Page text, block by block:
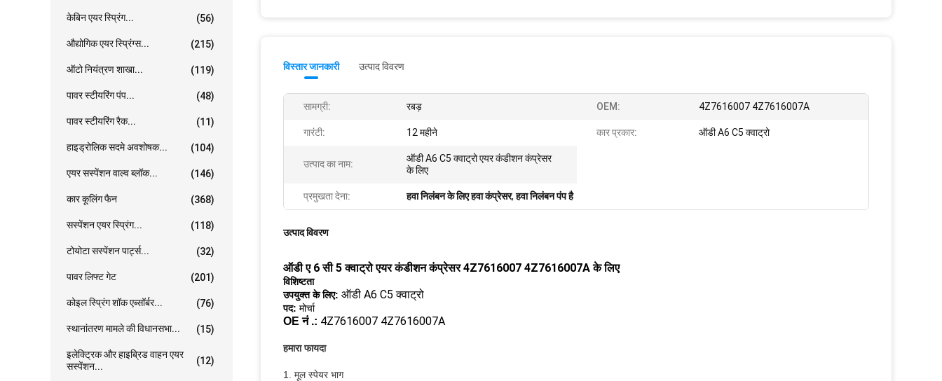
केबिन एयर स्प्रिंग... (56)
औद्योगिक एयर स्प्रिंग्स... (215)
ऑटो नियंत्रण शाखा... (119)
पावर स्टीयरिंग पंप... (48)
पावर स्टीयरिंग रैक... (11)
हाइड्रोलिक सदमे अवशोषक... (104)
एयर सस्पेंशन वाल्व ब्लॉक... (146)
कार कूलिंग फैन (368)
सस्पेंशन एयर स्प्रिंग... (118)
टोयोटा सस्पेंशन पार्ट्स... (32)
पावर लिफ्ट गेट (201)
कोइल स्प्रिंग शॉक एब्सॉर्बर... (76)
स्थानांतरण मामले की विधानसभा... (15)
इलेक्ट्रिक और हाइब्रिड वाहन एयर
सस्पेंशन...
(12)
विस्तार जानकारी उत्पाद विवरण
सामग्री: रबड़ OEM: 4Z7616007 4Z7616007A
गारंटी: 12 महीने कार प्रकार: ऑडी A6 C5 क्वाट्रो
उत्पाद का नाम:
ऑडी A6 C5 क्वाट्रो एयर कंडीशन कंप्रेसर
के लिए
प्रमुखता देना: हवा निलंबन के लिए हवा कंप्रेसर,हवा निलंबन पंप है
उत्पाद विवरण
ऑडी ए 6 सी 5 क्वाट्रो एयर कंडीशन कंप्रेसर 4Z7616007 4Z7616007A के लिए
विशिष्टता
उपयुक्त के लिए: ऑडी A6 C5 क्वाट्रो
पद: मोर्चा
OE नं .: 4Z7616007 4Z7616007A
हमारा फायदा
1. मूल स्पेयर भाग